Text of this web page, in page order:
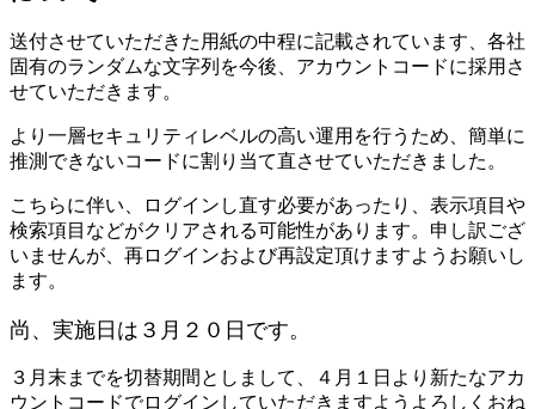
送付させていただきた用紙の中程に記載されています、各社
固有のランダムな文字列を今後、アカウントコードに採用さ
せていただきます。
より一層セキュリティレベルの高い運用を行うため、簡単に
推測できないコードに割り当て直させていただきました。
こちらに伴い、ログインし直す必要があったり、表示項目や
検索項目などがクリアされる可能性があります。申し訳ござ
いませんが、再ログインおよび再設定頂けますようお願いし
ます。
尚、実施日は３月２０日です。
３月末までを切替期間としまして、４月１日より新たなアカ
ウントコードでログインしていただきますようよろしくおね